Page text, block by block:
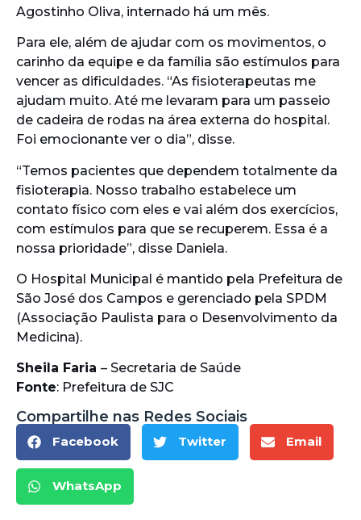
Agostinho Oliva, internado há um mês.
Para ele, além de ajudar com os movimentos, o
carinho da equipe e da família são estímulos para
vencer as dificuldades. “As fisioterapeutas me
ajudam muito. Até me levaram para um passeio
de cadeira de rodas na área externa do hospital.
Foi emocionante ver o dia”, disse.
“Temos pacientes que dependem totalmente da
fisioterapia. Nosso trabalho estabelece um
contato físico com eles e vai além dos exercícios,
com estímulos para que se recuperem. Essa é a
nossa prioridade”, disse Daniela.
O Hospital Municipal é mantido pela Prefeitura de
São José dos Campos e gerenciado pela SPDM
(Associação Paulista para o Desenvolvimento da
Medicina).
Sheila Faria – Secretaria de Saúde
Fonte: Prefeitura de SJC
Compartilhe nas Redes Sociais
Facebook Twitter Email
WhatsApp